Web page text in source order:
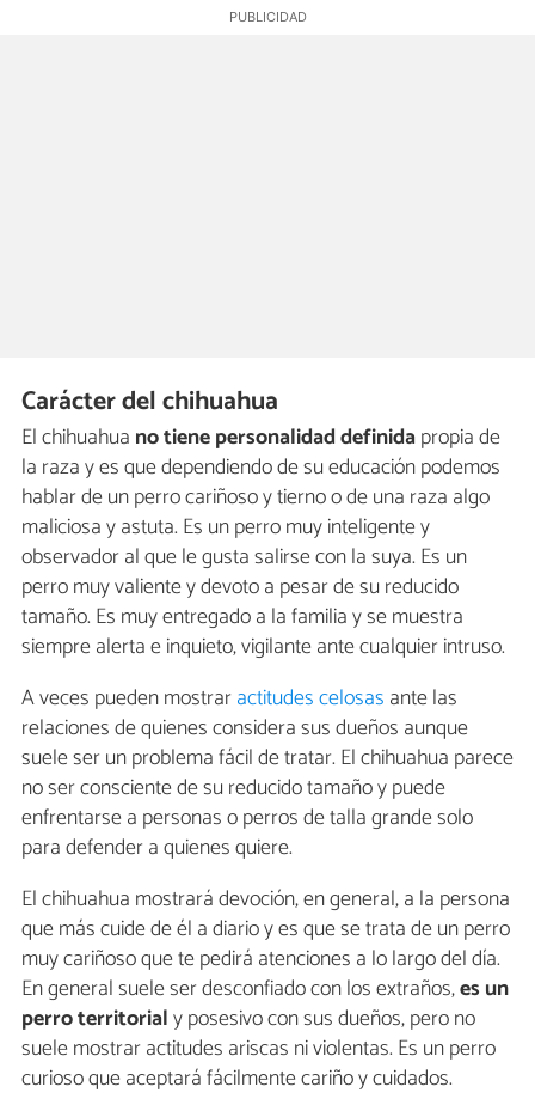
Carácter del chihuahua
El chihuahua no tiene personalidad definidapropia de
la raza y es que dependiendo de su educación podemos
hablar de un perro cariñoso y tierno o de una raza algo
maliciosa y astuta. Es un perro muy inteligente y
observador al que le gusta salirse con la suya. Es un
perro muy valiente y devoto a pesar de su reducido
tamaño. Es muy entregado a la familia y se muestra
siempre alerta e inquieto, vigilante ante cualquier intruso.
A veces pueden mostraractitudes celosas ante las
relaciones de quienes considera sus dueños aunque
suele ser un problema fácil de tratar. El chihuahua parece
no ser consciente de su reducido tamaño y puede
enfrentarse a personas o perros de talla grande solo
para defender a quienes quiere.
El chihuahua mostrará devoción, en general, a la persona
que más cuide de él a diario y es que se trata de un perro
muy cariñoso que te pedirá atenciones a lo largo del día.
En general suele ser desconfiado con los extraños,es un
perro territorialy posesivo con sus dueños, pero no
suele mostrar actitudes ariscas ni violentas. Es un perro
curioso que aceptará fácilmente cariño y cuidados.